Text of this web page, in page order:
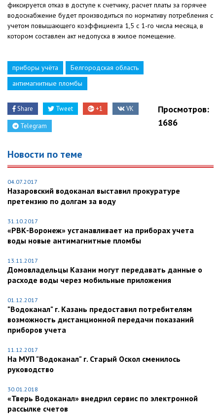
фиксируется отказ в доступе к счетчику, расчет платы за горячее
водоснабжение будет производиться по нормативу потребления с
учетом повышающего коэффициента 1,5 с 1-го числа месяца, в
котором составлен акт недопуска в жилое помещение.
приборы учёта
Белгородская область
антимагнитные пломбы
Share Tweet +1 VK
Telegram
Просмотров:
1686
Новости по теме
04.07.2017
Назаровский водоканал выставил прокуратуре
претензию по долгам за воду
31.10.2017
«РВК-Воронеж» устанавливает на приборах учета
воды новые антимагнитные пломбы
13.11.2017
Домовладельцы Казани могут передавать данные о
расходе воды через мобильные приложения
01.12.2017
"Водоканал" г. Казань предоставил потребителям
возможность дистанционной передачи показаний
приборов учета
11.12.2017
На МУП "Водоканал" г. Старый Оскол сменилось
руководство
30.01.2018
«Тверь Водоканал» внедрил сервис по электронной
рассылке счетов